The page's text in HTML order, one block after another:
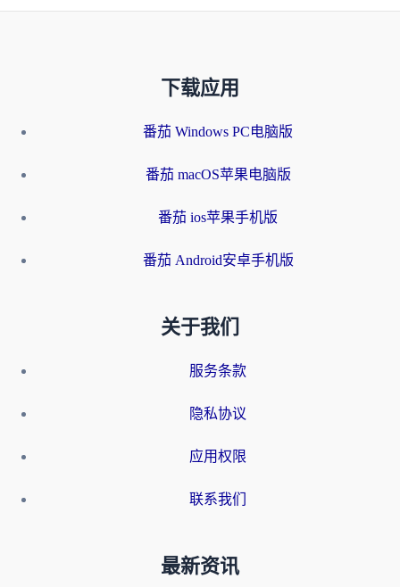
下载应用
番茄 Windows PC电脑版
番茄 macOS苹果电脑版
番茄 ios苹果手机版
番茄 Android安卓手机版
关于我们
服务条款
隐私协议
应用权限
联系我们
最新资讯